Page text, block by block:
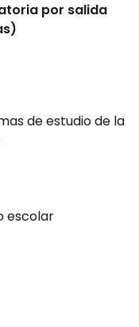
por salida
de estudio de la
escolar